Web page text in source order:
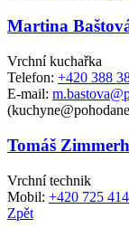
Martina
Vrchní kuchařka
Telefon: +420 388
E-mail:
Tomáš
Vrchní technik
Mobil: +420 725
Zpět